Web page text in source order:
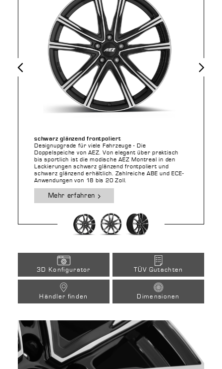
schwarz glänzend frontpoliert
Designupgrade für viele Fahrzeuge - Die
Doppelspeiche von AEZ. Von elegant über praktisch
bis sportlich ist die modische AEZ Montreal in den
Lackierungen schwarz glänzend frontpoliert und
schwarz glänzend erhältlich. Zahlreiche ABE und ECE-
Anwendungen von 18 bis 20 Zoll.
Mehr erfahren
3D Konfigurator TÜV Gutachten
Händler finden Dimensionen